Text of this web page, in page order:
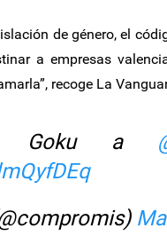
de género, el
a empresas
recoge La
Goku a